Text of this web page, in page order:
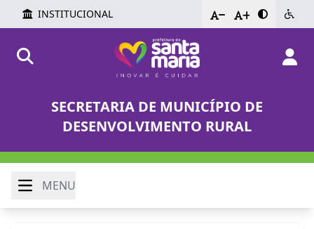
INSTITUCIONAL - +
SECRETARIA DE MUNICÍPIO DE
DESENVOLVIMENTO RURAL
MENU